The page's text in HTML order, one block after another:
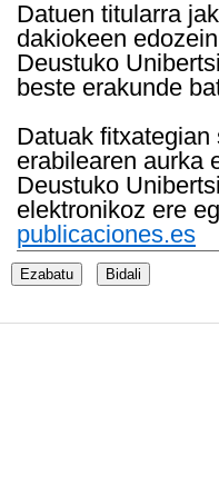
Datuen titularra
dakiokeen
Deustuko
beste erakunde
Datuak
erabilearen aurka
Deustuko
elektronikoz ere
publicaciones.es
Ezabatu Bidali